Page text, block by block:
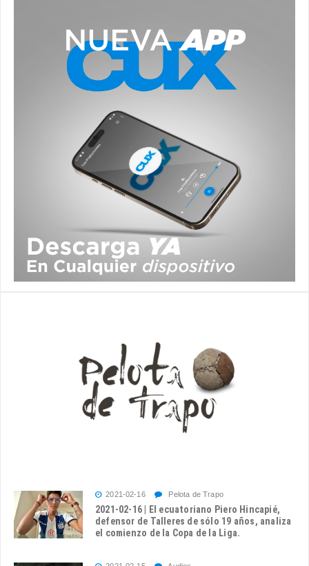
2021-02-16 Pelota de Trapo
2021-02-16 | El ecuatoriano Piero Hincapié,
defensor de Talleres de sólo 19 años, analiza
el comienzo de la Copa de la Liga.